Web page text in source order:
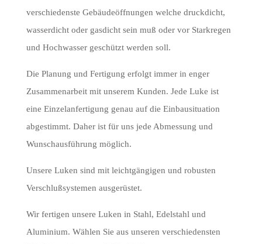
verschiedenste Gebäudeöffnungen welche druckdicht,
wasserdicht oder gasdicht sein muß oder vor Starkregen
und Hochwasser geschützt werden soll.
Die Planung und Fertigung erfolgt immer in enger
Zusammenarbeit mit unserem Kunden. Jede Luke ist
eine Einzelanfertigung genau auf die Einbausituation
abgestimmt. Daher ist für uns jede Abmessung und
Wunschausführung möglich.
Unsere Luken sind mit leichtgängigen und robusten
Verschlußsystemen ausgerüstet.
Wir fertigen unsere Luken in Stahl, Edelstahl und
Aluminium. Wählen Sie aus unseren verschiedensten